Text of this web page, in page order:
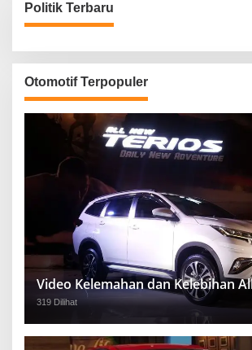
Politik Terbaru
Otomotif Terpopuler
Video Kelemahan dan Kelebihan
319 Dilihat